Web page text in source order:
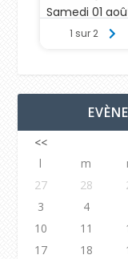
<<
l
m
27
28
3
4
10
11
17
18